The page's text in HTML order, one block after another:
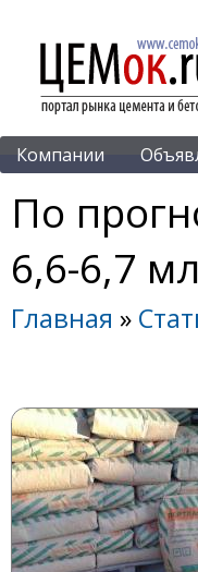
Компании
По
6,6-6,7
Главная »